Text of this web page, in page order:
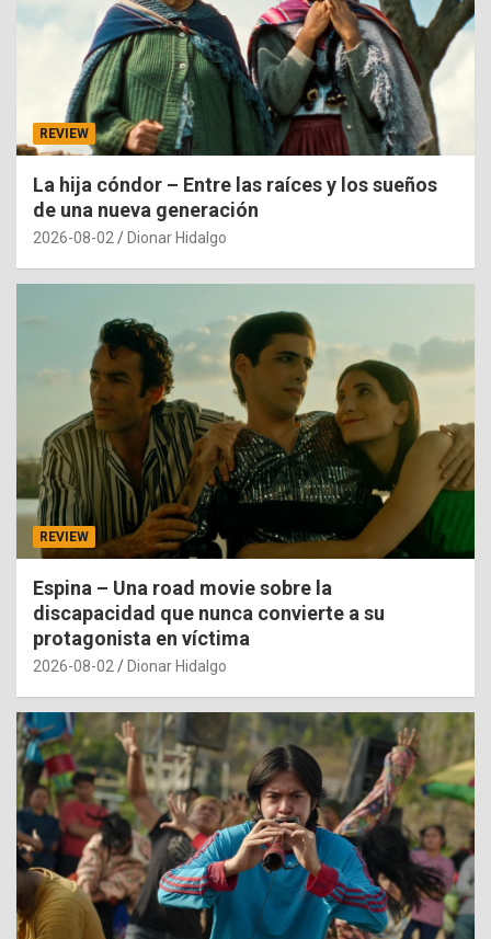
REVIEW
La hija cóndor – Entre las raíces y los sueños
de una nueva generación
2026-08-02 Dionar Hidalgo
REVIEW
Espina – Una road movie sobre la
discapacidad que nunca convierte a su
protagonista en víctima
2026-08-02 Dionar Hidalgo